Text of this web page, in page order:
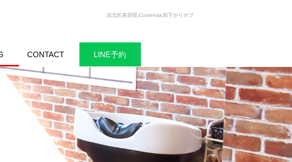
浜北区美容院,Cuorehair,前下がりボブ
CONTACT LINE予約